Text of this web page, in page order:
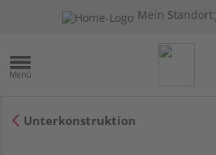
Mein Standort:
Unterkonstruktion